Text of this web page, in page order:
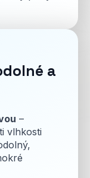
a
–
vlhkosti